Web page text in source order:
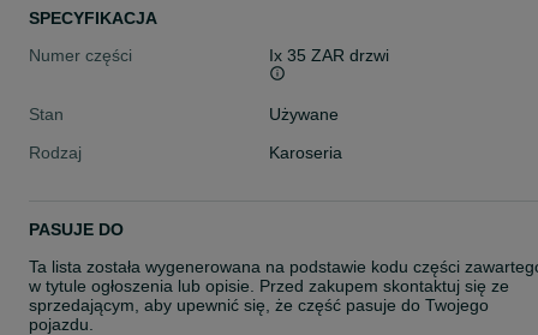
SPECYFIKACJA
Numer części
Ix 35 ZAR drzwi
Stan
Używane
Rodzaj
Karoseria
PASUJE DO
Ta lista została wygenerowana na podstawie kodu części
w tytule ogłoszenia lub opisie. Przed zakupem skontaktuj się ze
sprzedającym, aby upewnić się, że część pasuje do Twojego
pojazdu.